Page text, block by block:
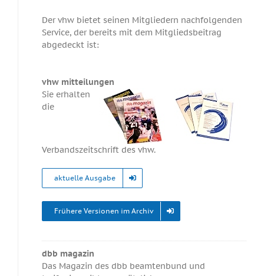
Der vhw bietet seinen Mitgliedern nachfolgenden
Service, der bereits mit dem Mitgliedsbeitrag
abgedeckt ist:
vhw mitteilungen
Sie erhalten
die
Verbandszeitschrift des vhw.
aktuelle Ausgabe
Frühere Versionen im Archiv
dbb magazin
Das Magazin des dbb beamtenbund und